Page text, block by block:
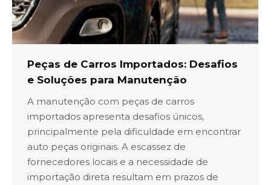
Peças de Carros Importados: Desafios
e Soluções para Manutenção
A manutenção com peças de carros
importados apresenta desafios únicos,
principalmente pela dificuldade em encontrar
auto peças originais. A escassez de
fornecedores locais e a necessidade de
importação direta resultam em prazos de